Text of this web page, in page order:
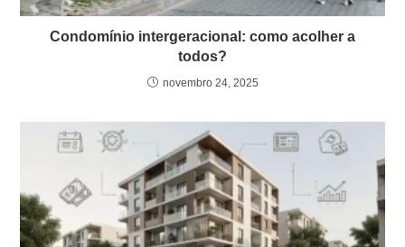
Condomínio intergeracional: como acolher a
todos?
novembro 24, 2025